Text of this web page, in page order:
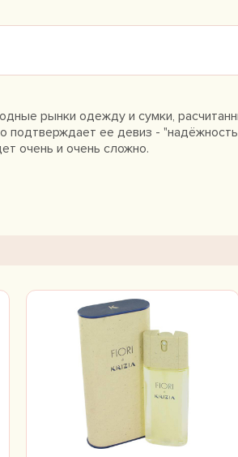
рынки одежду и сумки,
ее девиз -
очень и очень сложно.